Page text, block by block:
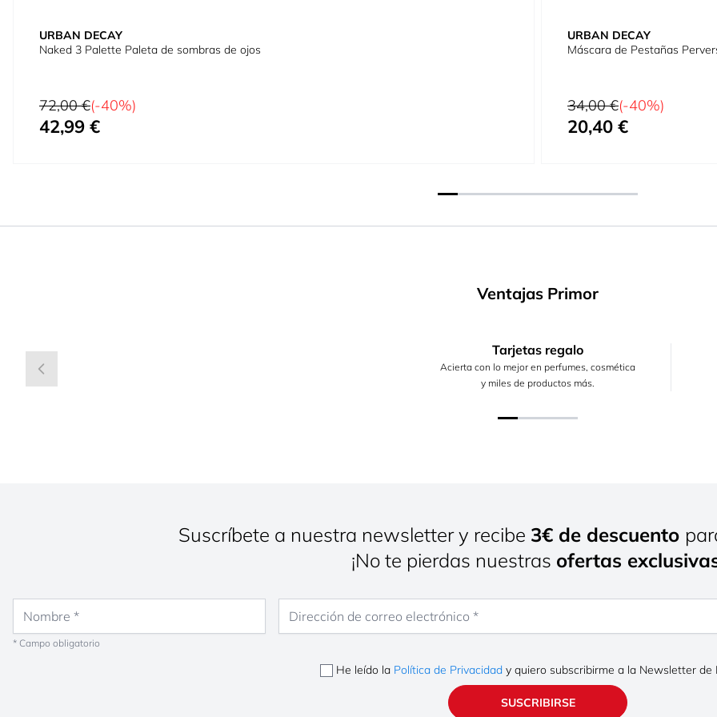
URBAN DECAY
Naked 3 Palette Paleta de sombras de ojos
Precio habitual
72,00 €(-40%)
Precio especial
42,99 €
URBAN DECAY
Máscara de Pestañas
Precio habitual
34,00 €(-40%)
Precio especial
20,40 €
Ventajas Primor
Tarjetas regalo
Acierta con lo mejor en perfumes, cosmética
y miles de productos más.
Suscríbete a nuestra newsletter y recibe 3€ de descuento
¡No te pierdas nuestras ofertas
* Campo obligatorio
He leído la Política de Privacidad y quiero subscribirme a la Newsletter
SUSCRIBIRSE